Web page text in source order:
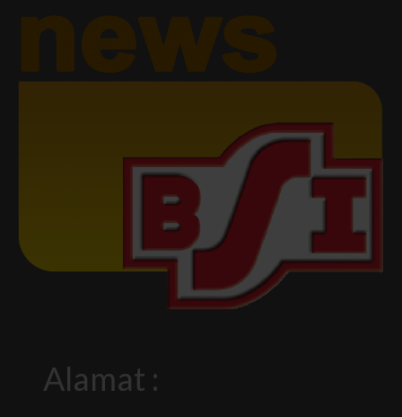
Alamat :